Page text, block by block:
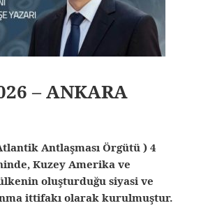
– ANKARA
Antlaşması Örgütü ) 4
Kuzey Amerika ve
oluşturduğu siyasi ve
ittifakı olarak kurulmuştur.